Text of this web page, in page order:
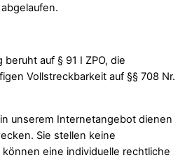
auf § 91 I ZPO, die
Vollstreckbarkeit auf §§ 708 Nr.
unserem Internetangebot dienen
Sie stellen keine
eine individuelle rechtliche